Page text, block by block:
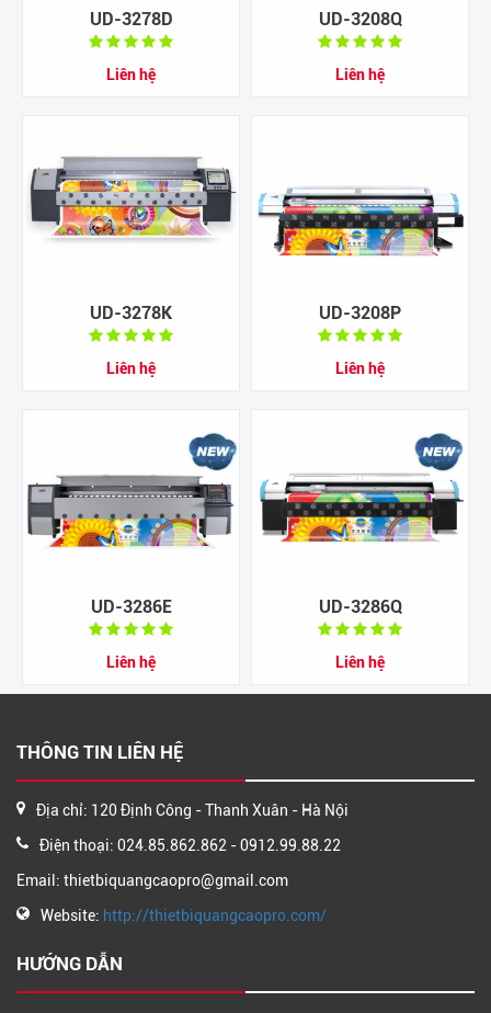
UD-3278D
Liên hệ
UD-3208Q
Liên hệ
UD-3278K
Liên hệ
UD-3208P
Liên hệ
UD-3286E
Liên hệ
UD-3286Q
Liên hệ
THÔNG TIN LIÊN HỆ
Địa chỉ: 120 Định Công - Thanh Xuân - Hà Nội
Điện thoại: 024.85.862.862 - 0912.99.88.22
Email: thietbiquangcaopro@gmail.com
Website: http://thietbiquangcaopro.com/
HƯỚNG DẪN